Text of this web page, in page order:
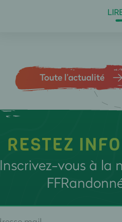
Toute l’actualité
RESTEZ
Inscrivez-vous à la